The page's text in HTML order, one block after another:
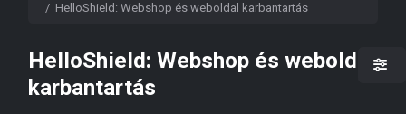
/ HelloShield: Webshop és weboldal karbantartás
HelloShield: Webshop és weboldal
karbantartás